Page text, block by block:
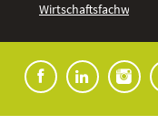
Wirtschaftsfachwirt